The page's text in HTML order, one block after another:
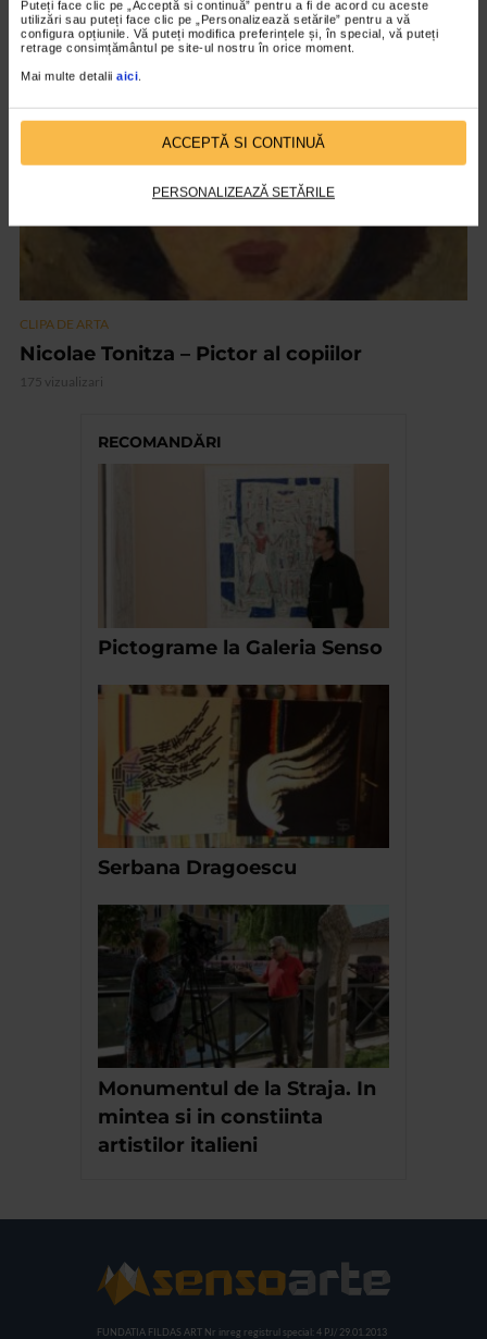
Puteți face clic pe „Acceptă si continuă” pentru a fi de acord cu aceste
utilizări sau puteți face clic pe „Personalizează setările” pentru a vă
configura opțiunile. Vă puteți modifica preferințele și, în special, vă puteți
retrage consimțământul pe site-ul nostru în orice moment.
Mai multe detalii aici.
ACCEPTĂ SI CONTINUĂ
PERSONALIZEAZĂ SETĂRILE
150 vizualizari
VIDEO
CLIPA DE ARTA
Nicolae Tonitza – Pictor al copiilor
175 vizualizari
RECOMANDĂRI
Pictograme la Galeria Senso
Serbana Dragoescu
Monumentul de la Straja. In
mintea si in constiinta
artistilor italieni
FUNDATIA FILDAS ART Nr inreg registrul special: 4 PJ/ 29.01.2013